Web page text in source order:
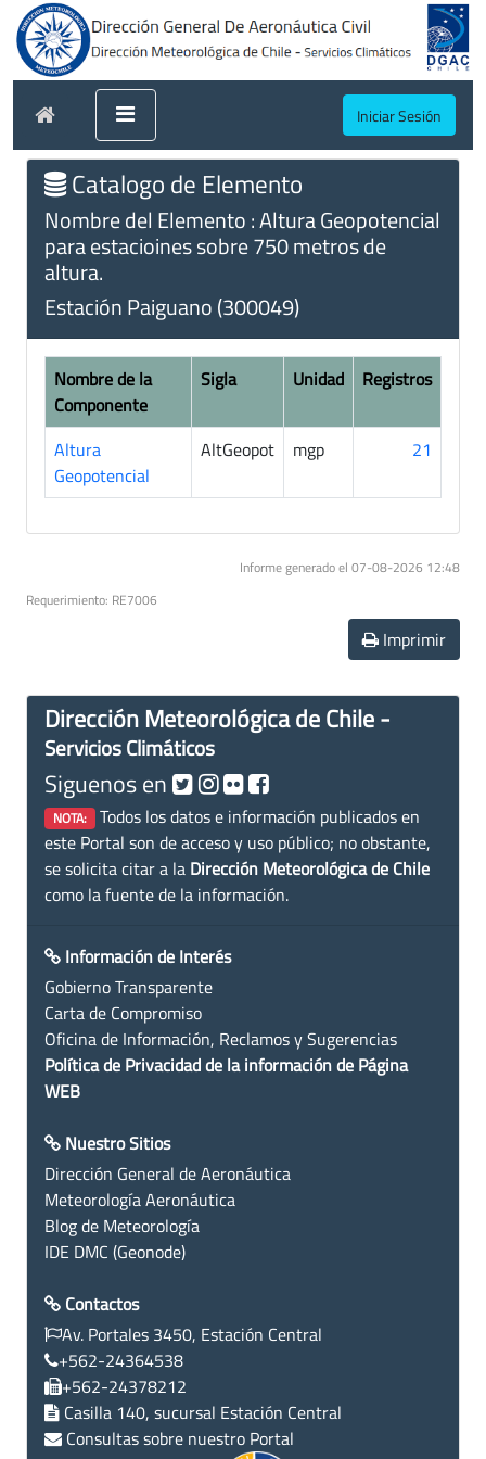
Iniciar Sesión
Catalogo de Elemento
Nombre del Elemento : Altura Geopotencial
para estacioines sobre 750 metros de
altura.
Estación Paiguano (300049)
Nombre de la
Componente
Sigla Unidad Registros
Altura
Geopotencial
AltGeopot mgp 21
Informe generado el 07-08-2026 12:48
Requerimiento: RE7006
Imprimir
Dirección Meteorológica de Chile -
Servicios Climáticos
Siguenos en
NOTA: Todos los datos e información publicados en
este Portal son de acceso y uso público; no obstante,
se solicita citar a la Dirección Meteorológica de Chile
como la fuente de la información.
Información de Interés
Gobierno Transparente
Carta de Compromiso
Oficina de Información, Reclamos y Sugerencias
Política de Privacidad de la información de Página
WEB
Nuestro Sitios
Dirección General de Aeronáutica
Meteorología Aeronáutica
Blog de Meteorología
IDE DMC (Geonode)
Contactos
Av. Portales 3450, Estación Central
+562-24364538
+562-24378212
Casilla 140, sucursal Estación Central
Consultas sobre nuestro Portal